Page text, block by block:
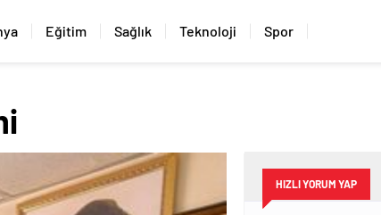
Eğitim Sağlık Teknoloji Spor
HIZLI YORUM YAP